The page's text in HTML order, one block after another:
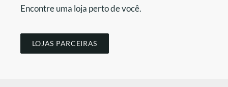
Encontre uma loja perto de você.
LOJAS PARCEIRAS